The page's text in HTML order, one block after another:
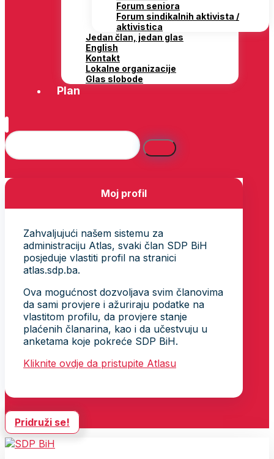
Forum seniora
Forum sindikalnih aktivista /
aktivistica
Jedan član, jedan glas
English
Kontakt
Lokalne organizacije
Glas slobode
Plan
Moj profil
Zahvaljujući našem sistemu za
administraciju Atlas, svaki član SDP BiH
posjeduje vlastiti profil na stranici
atlas.sdp.ba.
Ova mogućnost dozvoljava svim članovima
da sami provjere i ažuriraju podatke na
vlastitom profilu, da provjere stanje
plaćenih članarina, kao i da učestvuju u
anketama koje pokreće SDP BiH.
Kliknite ovdje da pristupite Atlasu
Pridruži se!